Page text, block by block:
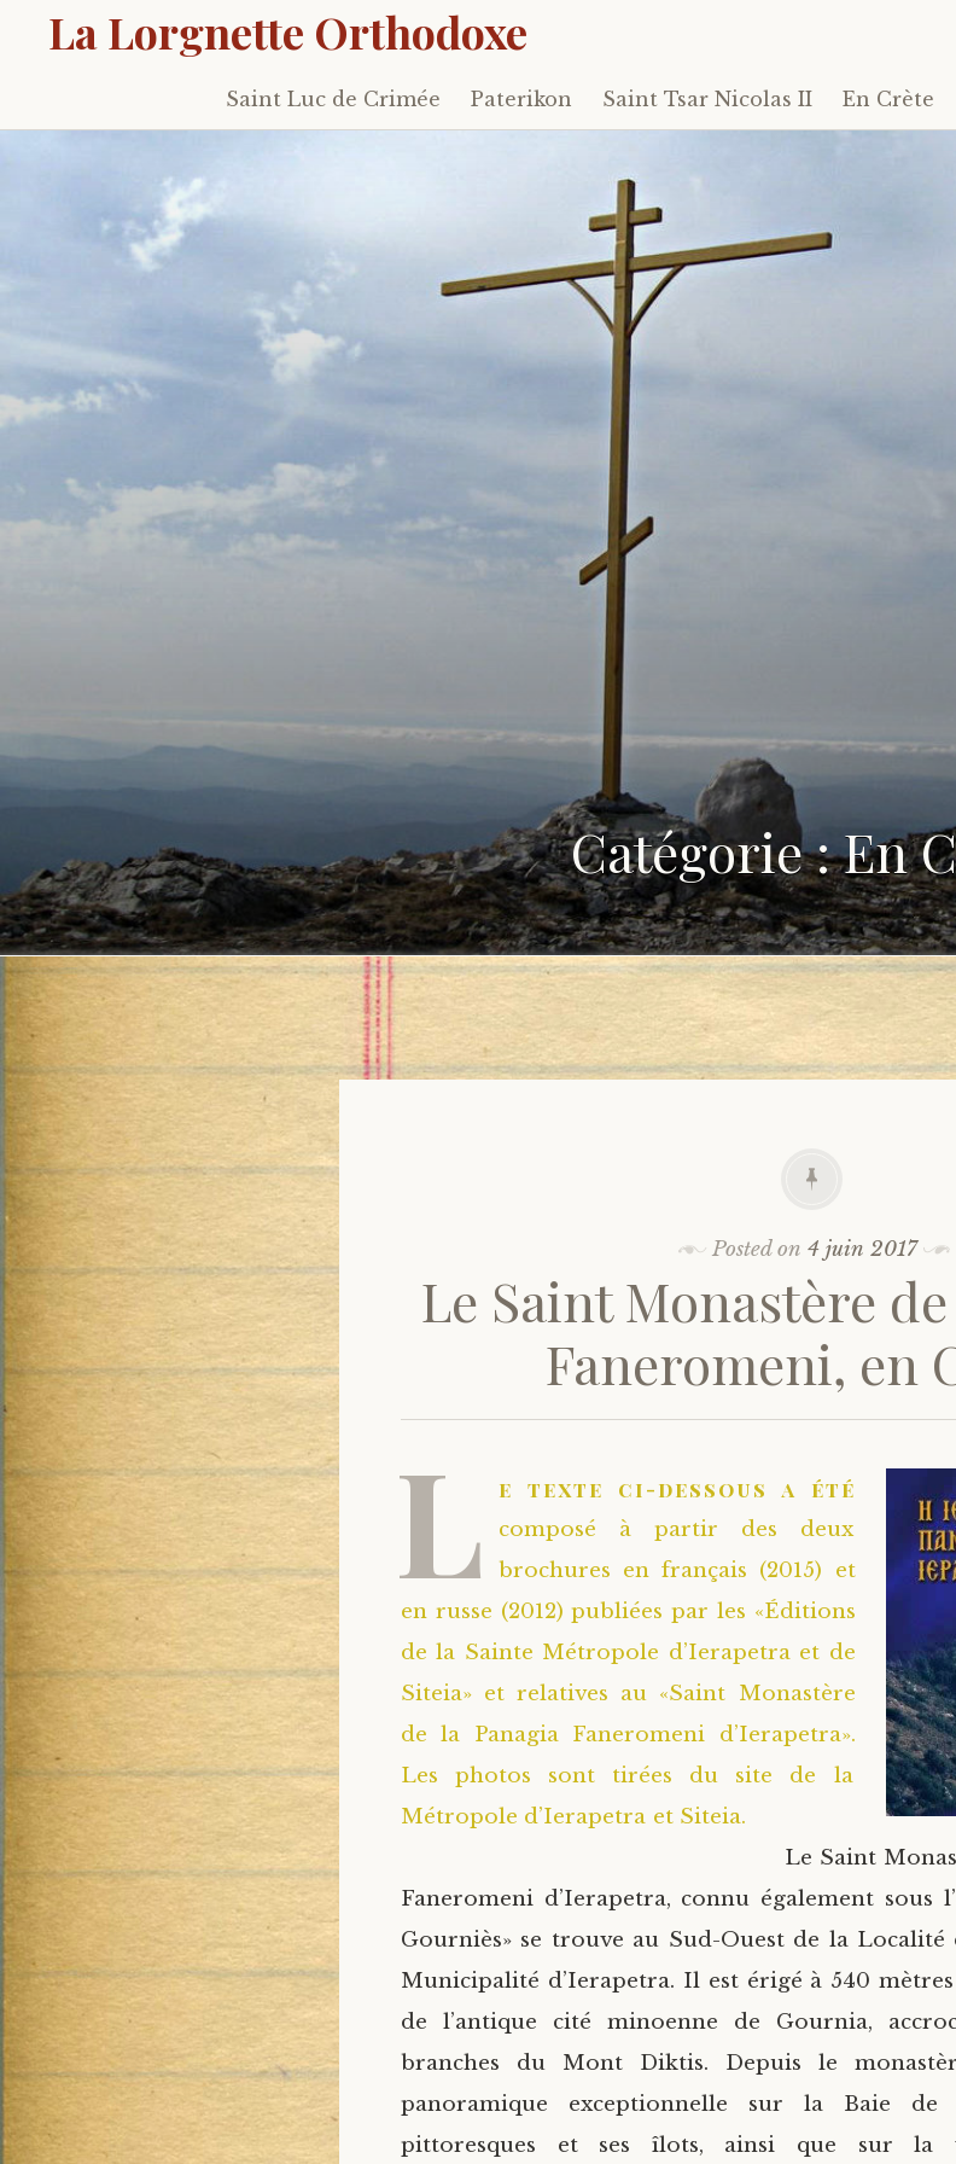
La Lorgnette Orthodoxe
Skip
to
Saint Luc de Crimée Paterikon Saint Tsar Nicolas II En Crète
Catégorie : En
Posted on4 juin 2017
Le Saint Monastère
Faneromeni, en
L e texte ci-dessous a été
composé à partir des deux
brochures en français (2015) et
en russe (2012) publiées par les «Éditions
de la Sainte Métropole d’Ierapetra et de
Siteia» et relatives au «Saint Monastère
de la Panagia Faneromeni d’Ierapetra».
Les photos sont tirées du site de la
Métropole d’Ierapetra et Siteia.
Le Saint
Faneromeni d’Ierapetra, connu également sous
Gourniès» se trouve au Sud-Ouest de la Localité
Municipalité d’Ierapetra. Il est érigé à 540
de l’antique cité minoenne de Gournia,
branches du Mont Diktis. Depuis le
panoramique exceptionnelle sur la Baie de
pittoresques et ses îlots, ainsi que sur la